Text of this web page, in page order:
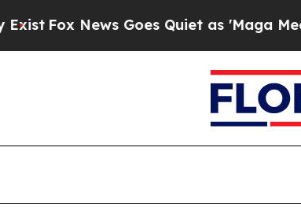
Fox News Goes Quiet as 'Maga Media